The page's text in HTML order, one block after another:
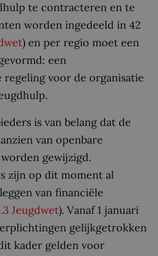
te contracteren en te
worden ingedeeld in 42
) en per regio moet een
een
regeling voor de organisatie
is van belang dat de
van openbare
gewijzigd.
zijn op dit moment al
van financiële
Jeugdwet). Vanaf 1 januari
gelijkgetrokken
kader gelden voor